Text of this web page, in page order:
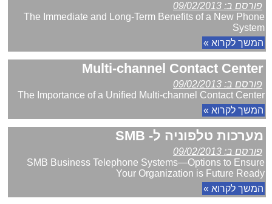
פורסם ב: 09/02/2013
The Immediate and Long-Term Benefits of a New Phone
System
המשך לקרוא »
Multi-channel Contact Center
פורסם ב: 09/02/2013
The Importance of a Unified Multi-channel Contact Center
המשך לקרוא »
מערכות טלפוניה ל- SMB
פורסם ב: 09/02/2013
SMB Business Telephone Systems—Options to Ensure
Your Organization is Future Ready
המשך לקרוא »